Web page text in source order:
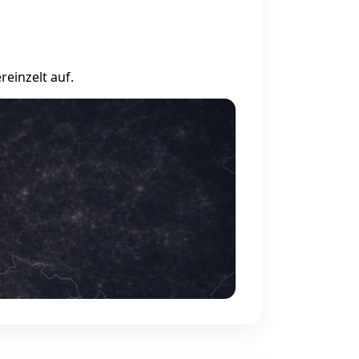
auf.